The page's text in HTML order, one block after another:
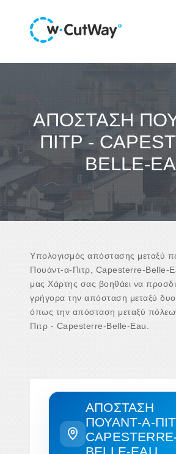
ΑΠΌΣΤΑΣΗ
ΠΙΤΡ -
BELLE-
Υπολογισμός απόστασης μεταξύ
Πουάντ-α-Πιτρ, Capesterre-Belle-
μας Χάρτης σας βοηθάει να
γρήγορα την απόσταση μεταξύ
όπως την απόσταση μεταξύ
Πιτρ - Capesterre-Belle-Eau.
ΑΠΌΣΤΑΣΗ
ΠΟΥΆΝΤ-Α-
BELLE-EAU